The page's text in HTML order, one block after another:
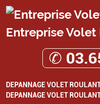
Entreprise
✆
DEPANNAGE VOLET
DEPANNAGE VOLET